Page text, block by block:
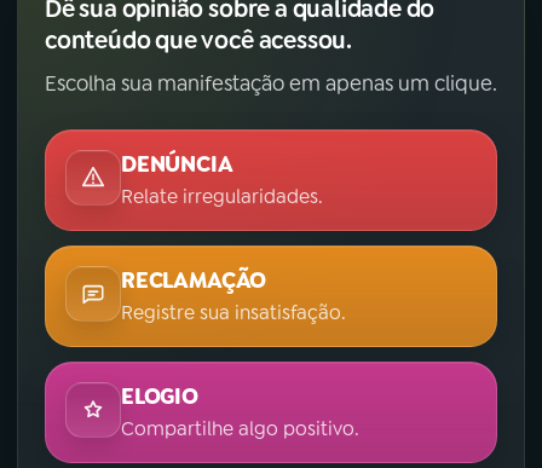
Dê sua opinião sobre a qualidade do
conteúdo que você acessou.
Escolha sua manifestação em apenas um clique.
DENÚNCIA
Relate irregularidades.
RECLAMAÇÃO
Registre sua insatisfação.
ELOGIO
Compartilhe algo positivo.